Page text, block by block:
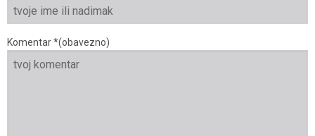
Komentar *(obavezno)